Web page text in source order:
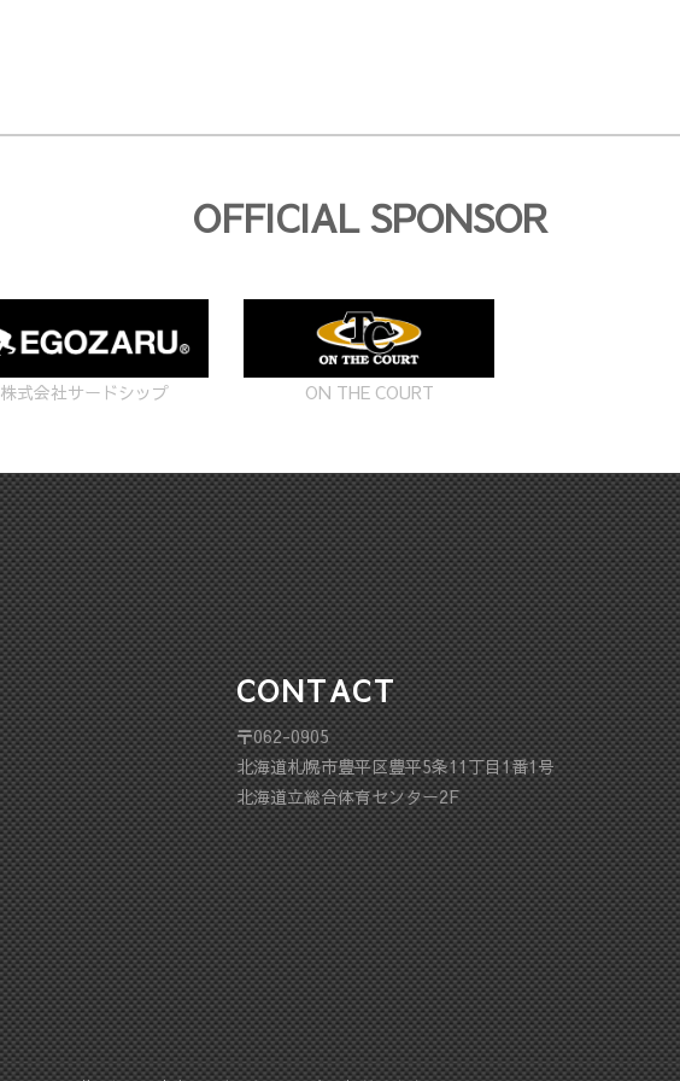
OFFICIAL SPONSOR
株式会社サードシップ ON THE COURT
CONTACT
〒062-0905
北海道札幌市豊平区豊平5条11丁目1番1号
北海道立総合体育センター2F